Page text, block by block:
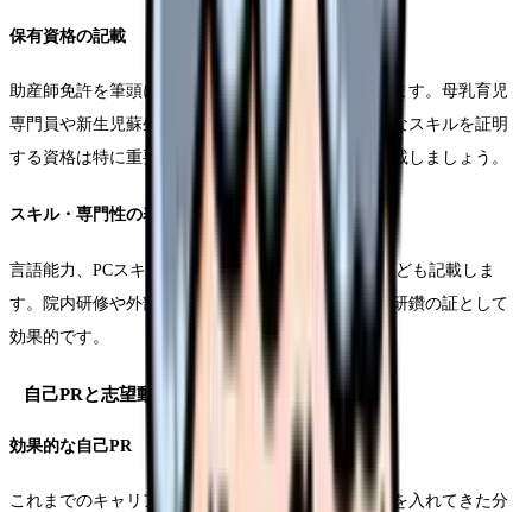
保有資格の記載
助産師免許を筆頭に、関連する資格をすべて記載します。母乳育児
専門員や新生児蘇生法専門コース修了など、専門的なスキルを証明
する資格は特に重要です。取得年月日も忘れずに記載しましょう。
スキル・専門性の表現
言語能力、PCスキル、特殊な医療機器の操作経験なども記載しま
す。院内研修や外部セミナーでの学習経験も、自己研鑽の証として
効果的です。
自己PRと志望動機
効果的な自己PR
これまでのキャリアを通じて培った強みや、特に力を入れてきた分